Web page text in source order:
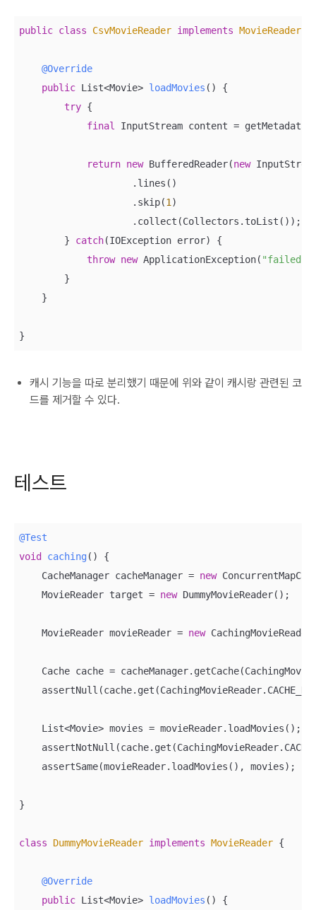
public class CsvMovieReader implements MovieReader
@Override
public List<Movie> loadMovies ()
{
try {
final InputStream content =
return new BufferedReader(new
                    .lines()
                    .skip(
1)
                    .collect(Collectors.toList());
        }
catch(IOException error) {
throw new ApplicationException( "failed
        }
    }
}
캐시 기능을 따로 분리했기 때문에 위와 같이 캐시랑 관련된 코
드를 제거할 수 있다.
테스트
@Test
void
caching()
{
    CacheManager cacheManager =
new
    MovieReader target =
new DummyMovieReader();
    MovieReader movieReader =
new
Cache cache =
    List<Movie> movies = movieReader.loadMovies();
    assertSame(movieReader.loadMovies(), movies);
}
class DummyMovieReader implements MovieReader {
@Override
public List<Movie> loadMovies () {